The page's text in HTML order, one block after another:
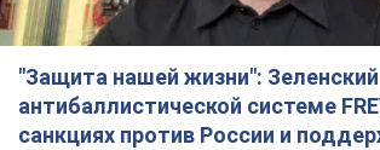
"Защита нашей жизни":
антибаллистической системе
санкциях против России и